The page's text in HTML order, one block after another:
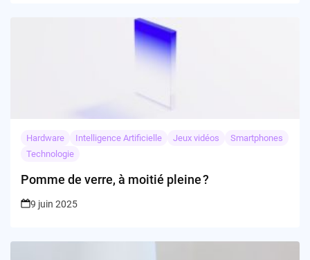
Hardware Intelligence Artificielle Jeux vidéos
Smartphones
Technologie
Pomme de verre, à moitié pleine ?
9 juin 2025